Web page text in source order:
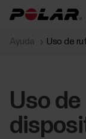
Ayuda Uso de
Uso